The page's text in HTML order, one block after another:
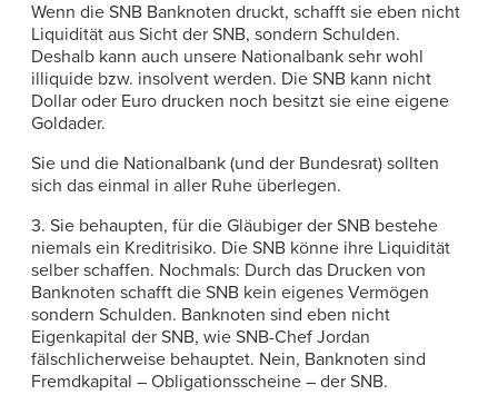
Wenn die SNB Banknoten druckt, schafft sie eben nicht
Liquidität aus Sicht der SNB, sondern Schulden.
Deshalb kann auch unsere Nationalbank sehr wohl
illiquide bzw. insolvent werden. Die SNB kann nicht
Dollar oder Euro drucken noch besitzt sie eine eigene
Goldader.
Sie und die Nationalbank (und der Bundesrat) sollten
sich das einmal in aller Ruhe überlegen.
3. Sie behaupten, für die Gläubiger der SNB bestehe
niemals ein Kreditrisiko. Die SNB könne ihre Liquidität
selber schaffen. Nochmals: Durch das Drucken von
Banknoten schafft die SNB kein eigenes Vermögen
sondern Schulden. Banknoten sind eben nicht
Eigenkapital der SNB, wie SNB-Chef Jordan
fälschlicherweise behauptet. Nein, Banknoten sind
Fremdkapital – Obligationsscheine – der SNB.